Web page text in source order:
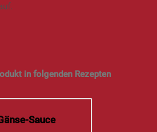
in folgenden Rezepten
Sauce